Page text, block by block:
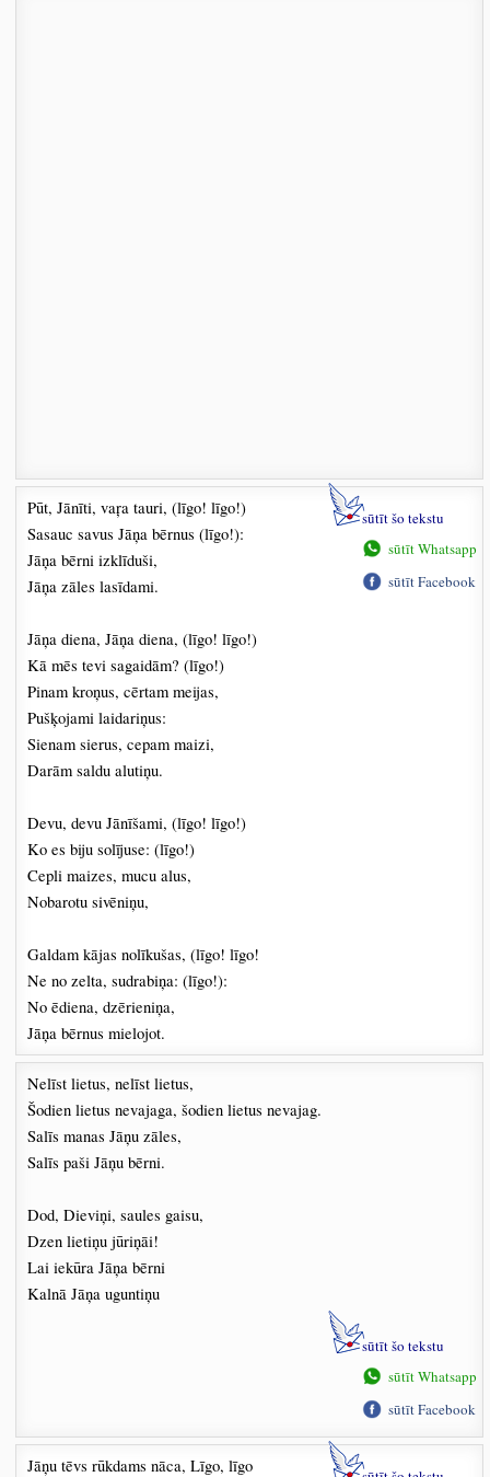
Pūt, Jānīti, vaŗa tauri, (līgo! līgo!)
Sasauc savus Jāņa bērnus (līgo!):
Jāņa bērni izklīduši,
Jāņa zāles lasīdami.
Jāņa diena, Jāņa diena, (līgo! līgo!)
Kā mēs tevi sagaidām? (līgo!)
Pinam kroņus, cērtam meijas,
Pušķojami laidariņus:
Sienam sierus, cepam maizi,
Darām saldu alutiņu.
Devu, devu Jānīšami, (līgo! līgo!)
Ko es biju solījuse: (līgo!)
Cepli maizes, mucu alus,
Nobarotu sivēniņu,
Galdam kājas nolīkušas, (līgo! līgo!
Ne no zelta, sudrabiņa: (līgo!):
No ēdiena, dzērieniņa,
Jāņa bērnus mielojot.
sūtīt šo tekstu
sūtīt Whatsapp
sūtīt Facebook
Nelīst lietus, nelīst lietus,
Šodien lietus nevajaga, šodien lietus nevajag.
Salīs manas Jāņu zāles,
Salīs paši Jāņu bērni.
Dod, Dieviņi, saules gaisu,
Dzen lietiņu jūriņāi!
Lai iekūra Jāņa bērni
Kalnā Jāņa uguntiņu
sūtīt šo tekstu
sūtīt Whatsapp
sūtīt Facebook
Jāņu tēvs rūkdams nāca, Līgo, līgo